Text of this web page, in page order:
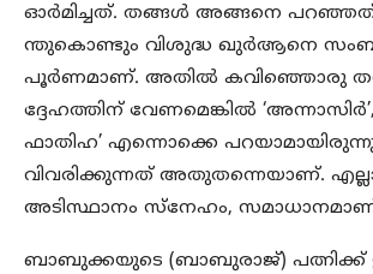
ഓർമിച്ചത്. തങ്ങൾ അങ്ങനെ
ന്തുകൊണ്ടും വിശുദ്ധ ഖുർആനെ
പൂർണമാണ്. അതിൽ കവിഞ്ഞൊരു
ദ്ദേഹത്തിന് വേണമെങ്കിൽ
ഫാതിഹ’ എന്നൊക്കെ
വിവരിക്കുന്നത് അതുതന്നെയാണ്.
അടിസ്ഥാനം സ്നേഹം,
ബാബുക്കയുടെ (ബാബുരാജ്) പത്നിക്ക്